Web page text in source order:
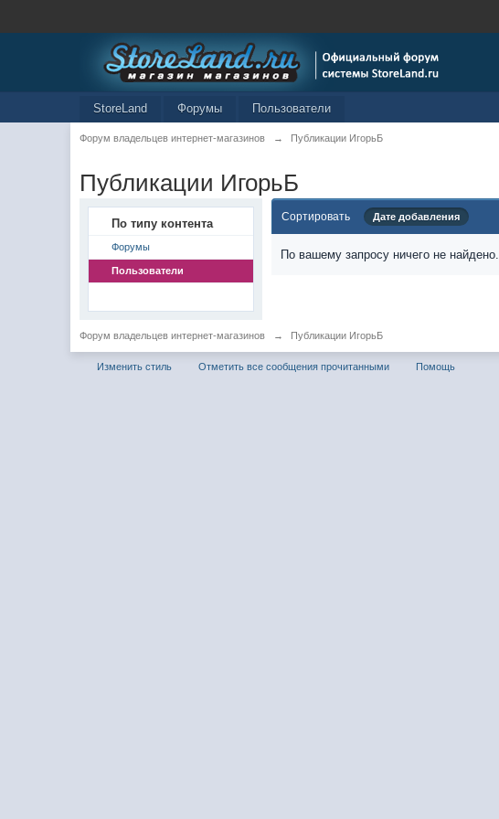
StoreLand Форумы Пользователи
Форум владельцев интернет-магазинов → Публикации ИгорьБ
Публикации ИгорьБ
По типу контента
Форумы
Пользователи
Сортировать Дате добавления
По вашему запросу ничего не найдено.
Форум владельцев интернет-магазинов → Публикации ИгорьБ
Изменить стиль Отметить все сообщения прочитанными Помощь